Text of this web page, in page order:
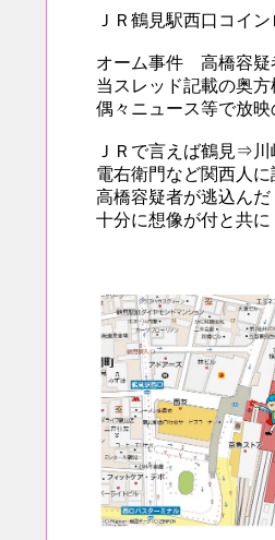
ＪＲ鶴見駅西口コイ
オーム事件 高橋容疑
当スレッド記載の奥
偶々ニュース等で放
ＪＲで言えば鶴見⇒
電右衛門など関西人
高橋容疑者が逃込ん
十分に想像が付と共